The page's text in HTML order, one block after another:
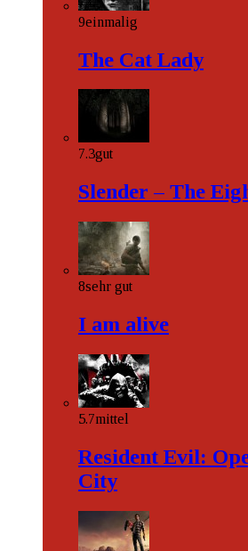
9einmalig
The Cat Lady
7.3gut
Slender – The
8sehr gut
I am alive
5.7mittel
Resident Evil:
City